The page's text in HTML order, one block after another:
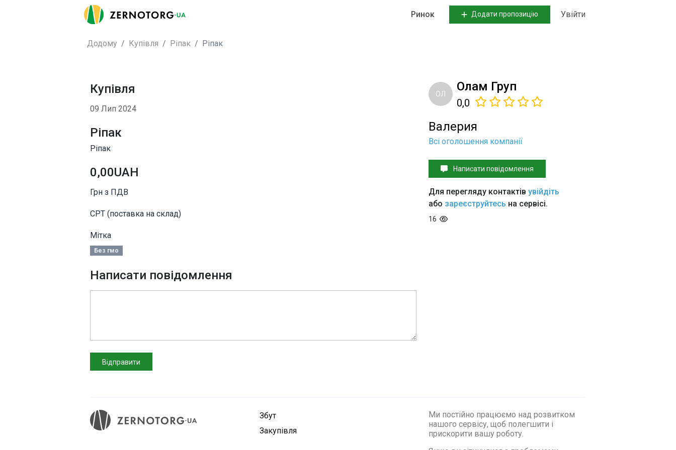
Ринок Додати пропозицію Увійти
Додому Купівля Ріпак Ріпак
Купівля
09 Лип 2024
Ріпак
Ріпак
0,00UAH
Грн з ПДВ
CPT (поставка на склад)
Мітка
Без гмо
Написати повідомлення
ОЛ
Олам Груп
0,0
Валерия
Всі оголошення компанії
Написати повідомлення
Для перегляду контактівувійдіть
або зареєструйтесь на сервісі.
16
Збут
Закупівля
Ми постійно працюємо над розвитком
нашого сервісу, щоб полегшити і
прискорити вашу роботу.